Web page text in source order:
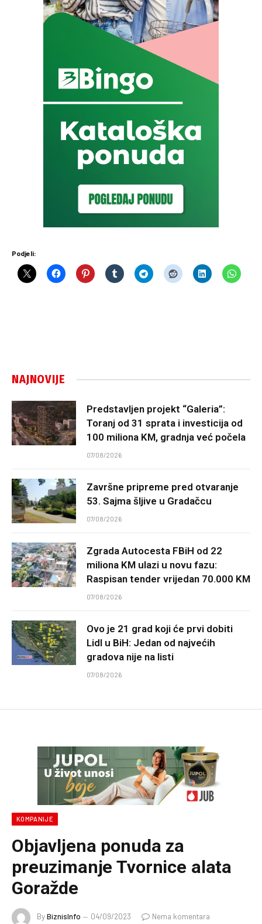
Podjeli:
NAJNOVIJE
Predstavljen projekt “Galeria”:
Toranj od 31 sprata i investicija od
100 miliona KM, gradnja već počela
07/08/2026
Završne pripreme pred otvaranje
53. Sajma šljive u Gradačcu
07/08/2026
Zgrada Autocesta FBiH od 22
miliona KM ulazi u novu fazu:
Raspisan tender vrijedan 70.000 KM
07/08/2026
Ovo je 21 grad koji će prvi dobiti
Lidl u BiH: Jedan od najvećih
gradova nije na listi
07/08/2026
KOMPANIJE
Objavljena ponuda za
preuzimanje Tvornice alata
Goražde
ByBiznisInfo 04/09/2023
Nema komentara